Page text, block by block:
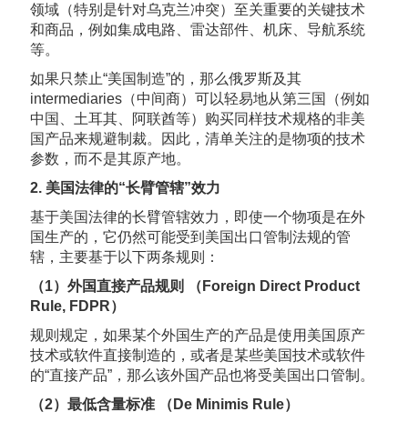
领域（特别是针对乌克兰冲突）至关重要的关键技术
和商品，例如集成电路、雷达部件、机床、导航系统
等。
如果只禁止“美国制造”的，那么俄罗斯及其
intermediaries（中间商）可以轻易地从第三国（例如
中国、土耳其、阿联酋等）购买同样技术规格的非美
国产品来规避制裁。因此，清单关注的是物项的技术
参数，而不是其原产地。
2. 美国法律的“长臂管辖”效力
基于美国法律的长臂管辖效力，即使一个物项是在外
国生产的，它仍然可能受到美国出口管制法规的管
辖，主要基于以下两条规则：
（1）外国直接产品规则 （Foreign Direct Product
Rule, FDPR）
规则规定，如果某个外国生产的产品是使用美国原产
技术或软件直接制造的，或者是某些美国技术或软件
的“直接产品”，那么该外国产品也将受美国出口管制。
（2）最低含量标准 （De Minimis Rule）